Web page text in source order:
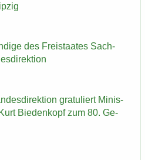
des Frei­staa­tes Sach­
gra­tu­liert Mi­nis­
Bie­den­kopf zum 80. Ge­